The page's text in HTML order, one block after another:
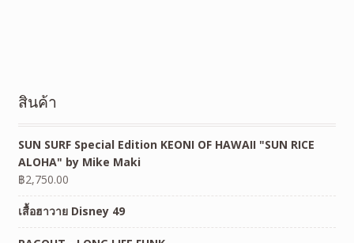
สินค้า
SUN SURF Special Edition KEONI OF HAWAII "SUN RICE
ALOHA" by Mike Maki
฿2,750.00
เสื้อฮาวาย Disney 49